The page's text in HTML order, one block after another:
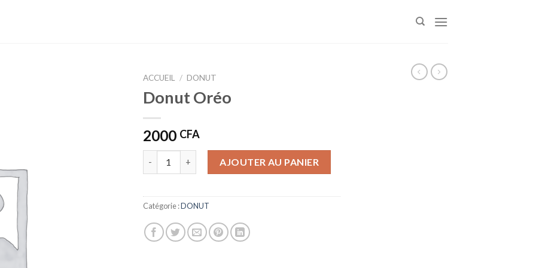
ACCUEIL / DONUT
Donut Oréo
2000 CFA
AJOUTER AU PANIER
Catégorie :DONUT